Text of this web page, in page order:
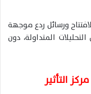
ورسائل ردع موجهة
المتداولة، دون
التأثير